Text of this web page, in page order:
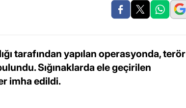
tarafından yapılan operasyonda, terör
Sığınaklarda ele geçirilen
imha edildi.